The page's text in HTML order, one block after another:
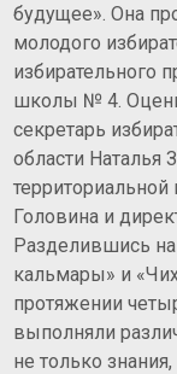
будущее».Она
молодого
избирательного
школы № 4.
секретарь
области Наталья
Головина и
Разделившись
кальмары» и
протяжении
выполняли
не только